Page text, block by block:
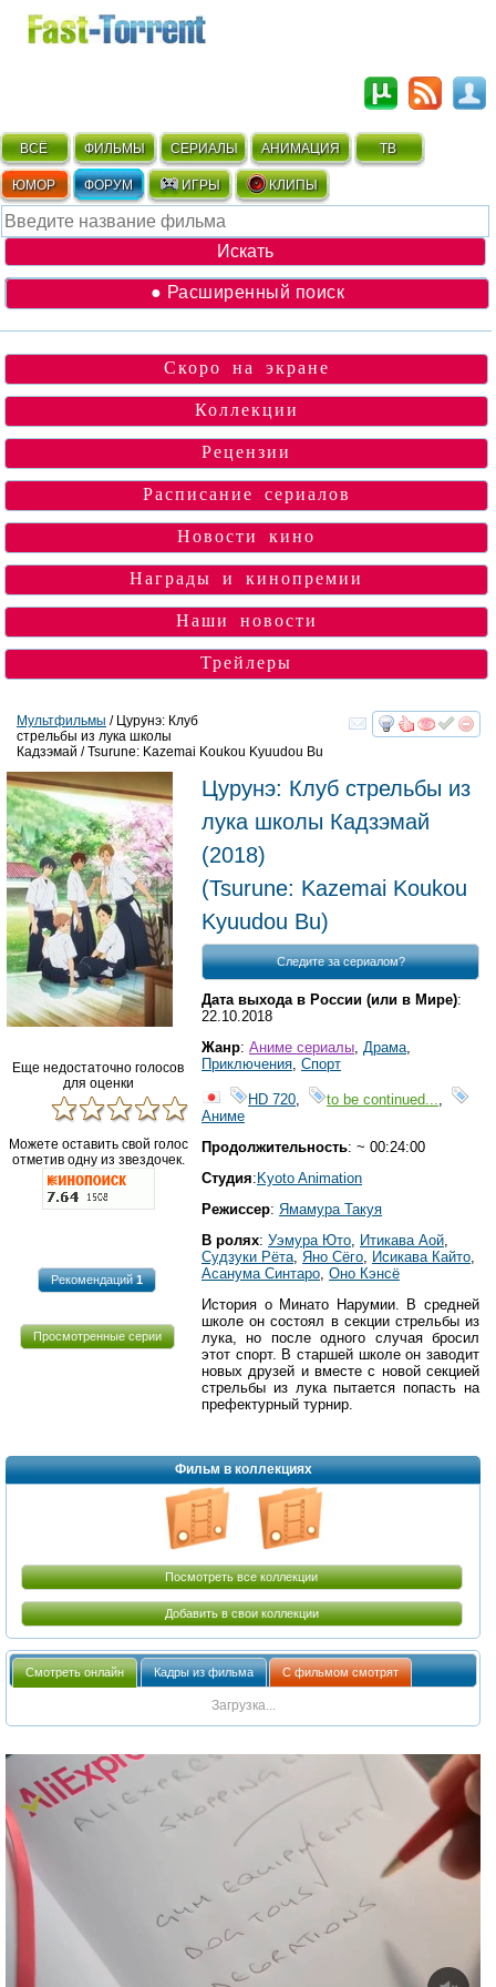
ВСЁ ФИЛЬМЫ СЕРИАЛЫ АНИМАЦИЯ ТВ
ЮМОР ФОРУМ ИГРЫ КЛИПЫ
● Расширенный поиск
Скоро на экране
Коллекции
Рецензии
Расписание сериалов
Новости кино
Награды и кинопремии
Наши новости
Трейлеры
смотреть
Мультфильмы / Цурунэ: Клуб
стрельбы из лука школы
Кадзэмай / Tsurune: Kazemai Koukou Kyuudou Bu
Еще недостаточно голосов
для оценки
Можете оставить свой голос
отметив одну из звездочек.
Рекомендаций1
Просмотренные серии
Цурунэ: Клуб стрельбы из
лука школы Кадзэмай
(2018)
(Tsurune: Kazemai Koukou
Kyuudou Bu)
Следите за сериалом?
Дата выхода в России (или в Мире):
22.10.2018
Жанр: Аниме сериалы Драма
Приключения Спорт
HD 720 to be continued...
Аниме
Продолжительность: ~ 00:24:00
Студия:Kyoto Animation
Режиссер: Ямамура Такуя
В ролях: Уэмура Юто Итикава Аой
Судзуки Рёта Яно Сёго Исикава Кайто
Асанума Синтаро Оно Кэнсё
История о Минато Нарумии. В средней
школе он состоял в секции стрельбы из
лука, но после одного случая бросил
этот спорт. В старшей школе он заводит
новых друзей и вместе с новой секцией
стрельбы из лука пытается попасть на
префектурный турнир.
Фильм в коллекциях
Посмотреть все коллекции
Добавить в свои коллекции
Смотреть онлайн Кадры из фильма С фильмом смотрят
Загрузка...